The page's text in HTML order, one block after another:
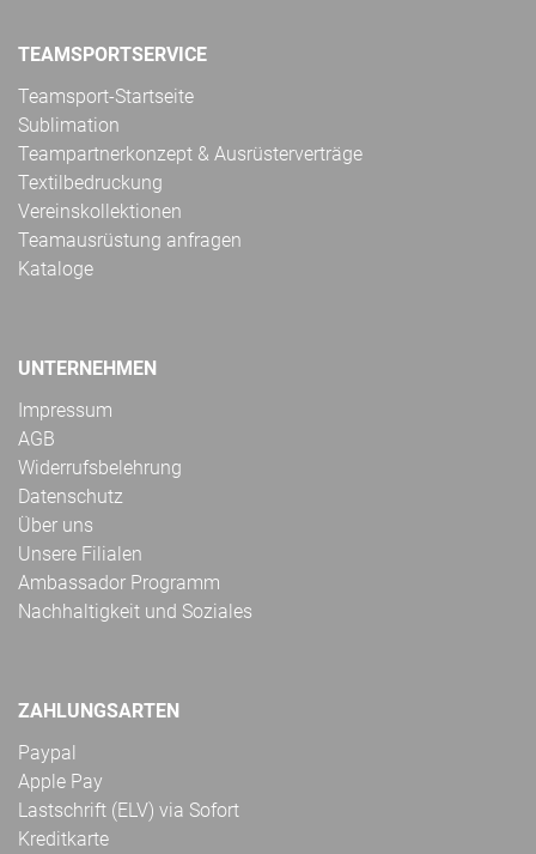
TEAMSPORTSERVICE
Teamsport-Startseite
Sublimation
Teampartnerkonzept & Ausrüsterverträge
Textilbedruckung
Vereinskollektionen
Teamausrüstung anfragen
Kataloge
UNTERNEHMEN
Impressum
AGB
Widerrufsbelehrung
Datenschutz
Über uns
Unsere Filialen
Ambassador Programm
Nachhaltigkeit und Soziales
ZAHLUNGSARTEN
Paypal
Apple Pay
Lastschrift (ELV) via Sofort
Kreditkarte